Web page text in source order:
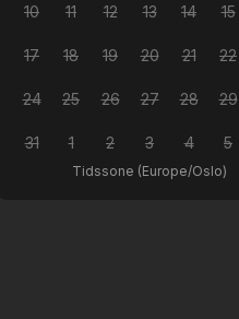
10 11 12 13 14 15
17 18 19 20 21 22
24 25 26 27 28 29
31 1 2 3 4 5
Tidssone (Europe/Oslo)